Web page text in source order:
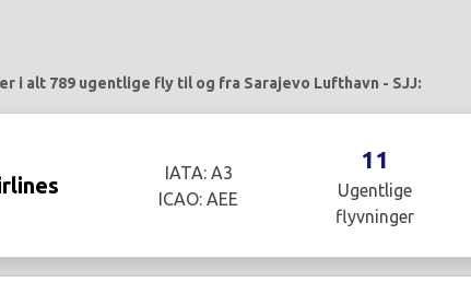
i alt 789 ugentlige fly til og fra Sarajevo Lufthavn - SJJ:
IATA: A3
ICAO: AEE
11
Ugentlige
flyvninger